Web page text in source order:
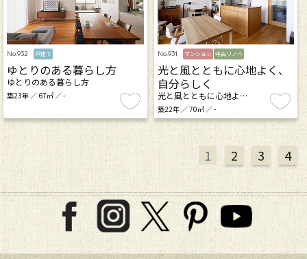
No.932 戸建て
ゆとりのある暮らし方
ゆとりのある暮らし方
築23年 ／ 67㎡ ／ -
No.931 マンション 中古リノベ
光と風とともに心地よく、
自分らしく
光と風とともに心地よ…
築22年 ／ 70㎡ ／ -
1 2 3 4